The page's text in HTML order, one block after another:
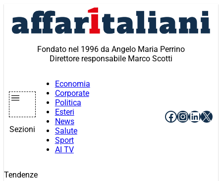
contenuto
Fondato nel 1996 da Angelo Maria Perrino
Direttore responsabile Marco Scotti
Sezioni
Economia
Corporate
Politica
Esteri
News
Salute
Sport
AI TV
Facebook
X
Tendenze